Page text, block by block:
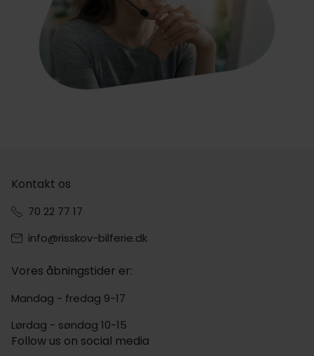
Kontakt os
70 22 77 17
info@risskov-bilferie.dk
Vores åbningstider er:
Mandag - fredag 9-17
Lørdag - søndag 10-15
Follow us on social media